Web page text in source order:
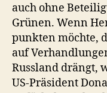
auch ohne
Grünen. Wenn
punkten möchte,
auf
Russland drängt,
US-Präsident